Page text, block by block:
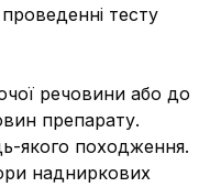
тесту
речовини або до
препарату.
якого походження.
надниркових